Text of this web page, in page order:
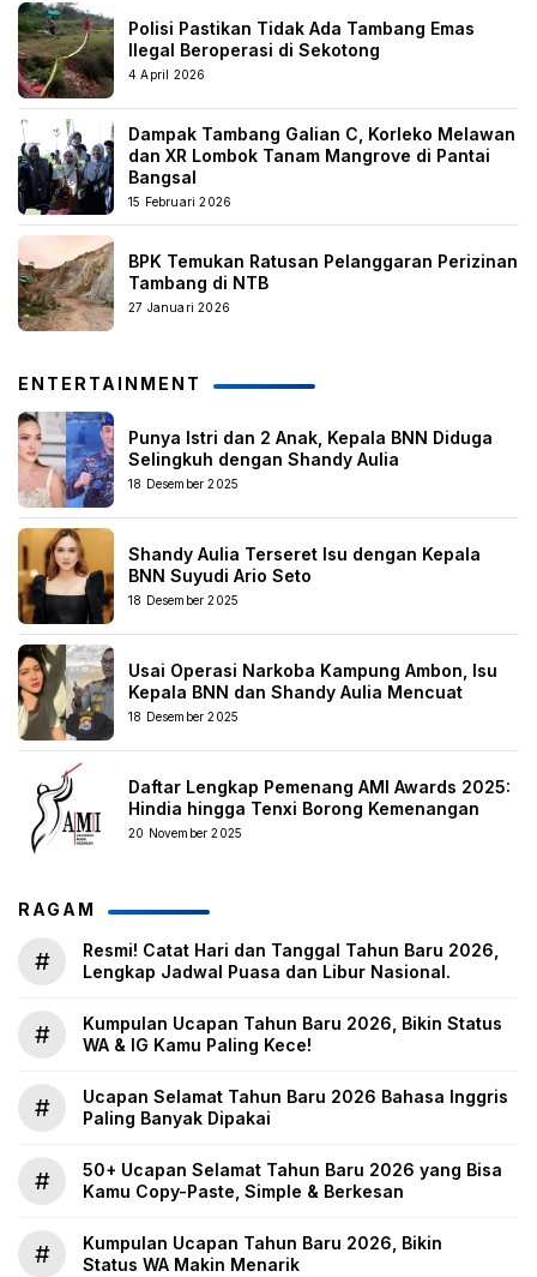
Polisi Pastikan Tidak Ada Tambang Emas
Ilegal Beroperasi di Sekotong
4 April 2026
Dampak Tambang Galian C, Korleko Melawan
dan XR Lombok Tanam Mangrove di Pantai
Bangsal
15 Februari 2026
BPK Temukan Ratusan Pelanggaran Perizinan
Tambang di NTB
27 Januari 2026
ENTERTAINMENT
Punya Istri dan 2 Anak, Kepala BNN Diduga
Selingkuh dengan Shandy Aulia
18 Desember 2025
Shandy Aulia Terseret Isu dengan Kepala
BNN Suyudi Ario Seto
18 Desember 2025
Usai Operasi Narkoba Kampung Ambon, Isu
Kepala BNN dan Shandy Aulia Mencuat
18 Desember 2025
Daftar Lengkap Pemenang AMI Awards 2025:
Hindia hingga Tenxi Borong Kemenangan
20 November 2025
RAGAM
#
Resmi! Catat Hari dan Tanggal Tahun Baru 2026,
Lengkap Jadwal Puasa dan Libur Nasional.
#
Kumpulan Ucapan Tahun Baru 2026, Bikin Status
WA & IG Kamu Paling Kece!
#
Ucapan Selamat Tahun Baru 2026 Bahasa Inggris
Paling Banyak Dipakai
#
50+ Ucapan Selamat Tahun Baru 2026 yang Bisa
Kamu Copy-Paste, Simple & Berkesan
#
Kumpulan Ucapan Tahun Baru 2026, Bikin
Status WA Makin Menarik